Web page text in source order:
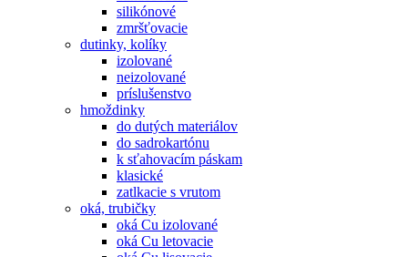
silikónové
zmršťovacie
dutinky, kolíky
izolované
neizolované
príslušenstvo
hmoždinky
do dutých materiálov
do sadrokartónu
k sťahovacím páskam
klasické
zatlkacie s vrutom
oká, trubičky
oká Cu izolované
oká Cu letovacie